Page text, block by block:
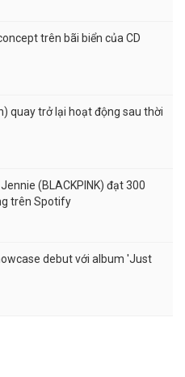
trên bãi biển của CD
quay trở lại hoạt động sau thời
(BLACKPINK) đạt 300
trên Spotify
debut với album 'Just